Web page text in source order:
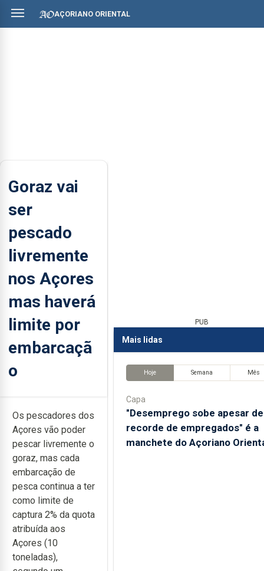
AÇORIANO ORIENTAL
Goraz vai
ser
pescado
livremente
nos Açores
mas haverá
limite por
embarcaçã
o
Os pescadores dos
Açores vão poder
pescar livremente o
goraz, mas cada
embarcação de
pesca continua a ter
como limite de
captura 2% da quota
atribuída aos
Açores (10
toneladas),
PUB
Mais lidas
Hoje Semana Mês
Capa
"Desemprego sobe apesar de
recorde de empregados" é a
manchete do Açoriano